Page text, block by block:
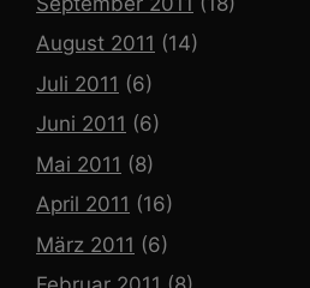
August 2011 (14)
Juli 2011 (6)
Juni 2011 (6)
Mai 2011 (8)
April 2011 (16)
März 2011 (6)